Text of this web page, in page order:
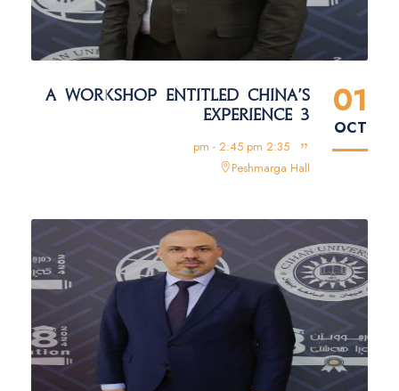
01
OCT
A WORKSHOP ENTITLED CHINA'S
EXPERIENCE 3
2:35 pm - 2:45 pm
Peshmarga Hall